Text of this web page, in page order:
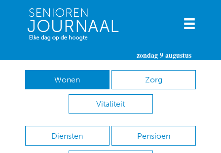
zondag 9 augustus
Wonen Zorg
Vitaliteit
Diensten Pensioen